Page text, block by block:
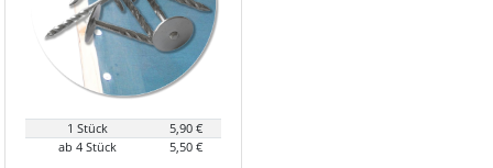
1 Stück
5,90 €
ab 4 Stück
5,50 €